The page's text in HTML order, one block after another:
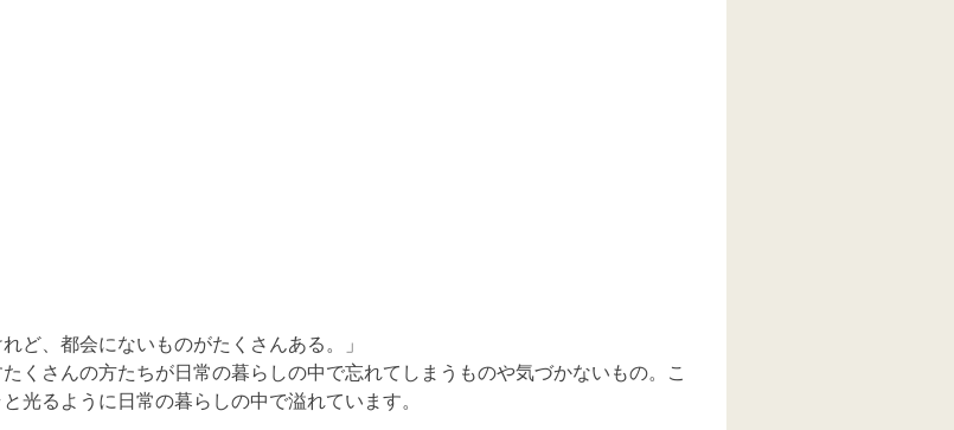
ど、都会にないものがたくさんある。」
くさんの方たちが日常の暮らしの中で忘れてしまうものや気づかないもの。こ
光るように日常の暮らしの中で溢れています。